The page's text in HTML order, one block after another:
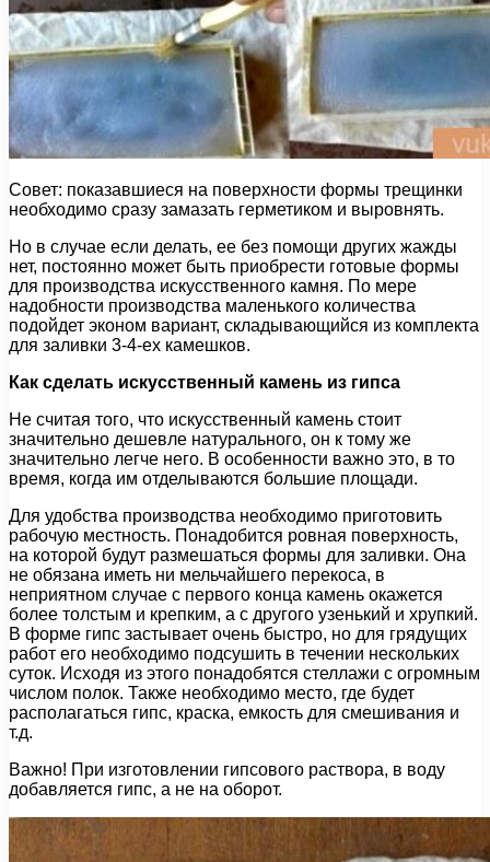
Совет: показавшиеся на поверхности формы трещинки
необходимо сразу замазать герметиком и выровнять.
Но в случае если делать, ее без помощи других жажды
нет, постоянно может быть приобрести готовые формы
для производства искусственного камня. По мере
надобности производства маленького количества
подойдет эконом вариант, складывающийся из комплекта
для заливки 3-4-ех камешков.
Как сделать искусственный камень из гипса
Не считая того, что искусственный камень стоит
значительно дешевле натурального, он к тому же
значительно легче него. В особенности важно это, в то
время, когда им отделываются большие площади.
Для удобства производства необходимо приготовить
рабочую местность. Понадобится ровная поверхность,
на которой будут размешаться формы для заливки. Она
не обязана иметь ни мельчайшего перекоса, в
неприятном случае с первого конца камень окажется
более толстым и крепким, а с другого узенький и хрупкий.
В форме гипс застывает очень быстро, но для грядущих
работ его необходимо подсушить в течении нескольких
суток. Исходя из этого понадобятся стеллажи с огромным
числом полок. Также необходимо место, где будет
располагаться гипс, краска, емкость для смешивания и
т.д.
Важно! При изготовлении гипсового раствора, в воду
добавляется гипс, а не на оборот.